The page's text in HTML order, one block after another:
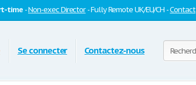
time -Non-exec Director- Fully Remote UK/EU/CH -Contact
Se connecter Contactez-nous